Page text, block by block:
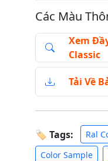
Các Màu
Xem
Classic
Tải Về
🏷 Tags: Ral
Color Sample